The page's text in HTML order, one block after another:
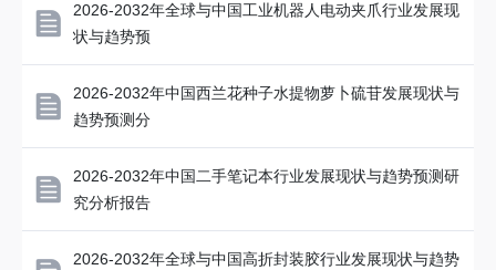
2026-2032年全球与中国工业机器人电动夹爪行业发展现
状与趋势预
2026-2032年中国西兰花种子水提物萝卜硫苷发展现状与
趋势预测分
2026-2032年中国二手笔记本行业发展现状与趋势预测研
究分析报告
2026-2032年全球与中国高折封装胶行业发展现状与趋势